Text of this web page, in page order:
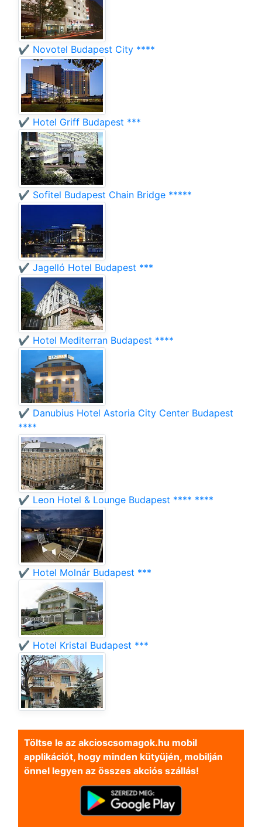
✔️ Novotel Budapest City ****
✔️ Hotel Griff Budapest ***
✔️ Sofitel Budapest Chain Bridge *****
✔️ Jagelló Hotel Budapest ***
✔️ Hotel Mediterran Budapest ****
✔️ Danubius Hotel Astoria City Center Budapest
****
✔️ Leon Hotel & Lounge Budapest **** ****
✔️ Hotel Molnár Budapest ***
✔️ Hotel Kristal Budapest ***
Töltse le az akcioscsomagok.hu mobil
applikációt, hogy minden kütyüjén, mobilján
önnel legyen az összes akciós szállás!